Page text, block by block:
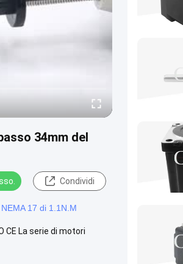
34mm del
Condividi
17 di 1.1N.M
CE La serie di motori